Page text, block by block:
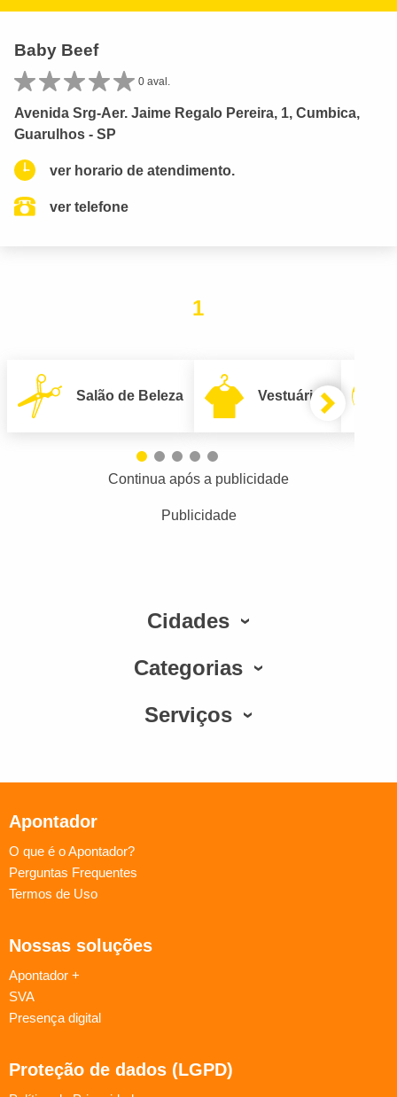
Baby Beef
0 aval.
Avenida Srg-Aer. Jaime Regalo Pereira, 1, Cumbica,
Guarulhos - SP
ver horario de atendimento.
ver telefone
1
Salão de Beleza Vestuário
Continua após a publicidade
Publicidade
Cidades
Categorias
Serviços
Apontador
O que é o Apontador?
Perguntas Frequentes
Termos de Uso
Nossas soluções
Apontador +
SVA
Presença digital
Proteção de dados (LGPD)